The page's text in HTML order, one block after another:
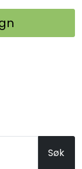
Søk